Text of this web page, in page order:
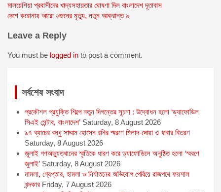
c
e
o
s
s
g
a
i
a
t
A
p
i
t
r
Post
navigation
মালয়েশিয়া প্রবাসীদের খাদ্যসহায়তার ঘোষণা দিল বাংলাদেশ দূতাবাস
দেশে করোনায় আরো ২জনের মৃত্যু, নতুন আক্রান্ত ৯
Leave a Reply
You must be logged in to post a comment.
সর্বশেষ সংবাদ
প্রকৌশল প্রযুক্তি শিল্পে নতুন দিগন্তের সূচনা : উদ্বোধন হলো ‘ড্যাফোডিল
সিএই সেন্টার, বাংলাদেশ’ Saturday, 8 August 2026
৯৭ ব্যাচের বন্ধু সাদ্দাম হোসেন রনির স্মরণে মিলাদ-দোয়া ও খাবার বিতরণ
Saturday, 8 August 2026
জুলাই গণঅভ্যুত্থানের স্মৃতিকে ধারণ করে ড্যাফোডিলে অনুষ্ঠিত হলো ‘স্মরণে
জুলাই’ Saturday, 8 August 2026
মামলা, গ্রেপ্তার, হামলা ও নির্যাতনের অভিযোগ পেরিয়ে রাজপথে ফয়সাল
খন্দকার Friday, 7 August 2026